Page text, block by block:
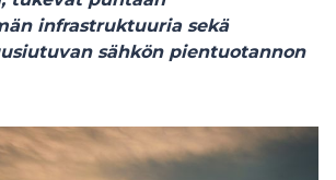
infrastruktuuria sekä
sähkön pientuotannon